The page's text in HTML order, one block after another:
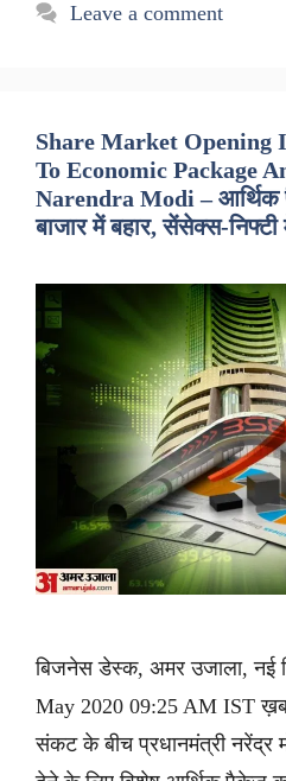
Leave a comment
Share Market Opening
To Economic Package
Narendra Modi – आर्थिक
बाजार में बहार, सेंसेक्स-
बिजनेस डेस्क, अमर उजाला, नई
May 2020 09:25 AM IST
संकट के बीच प्रधानमंत्री नरेंद्र